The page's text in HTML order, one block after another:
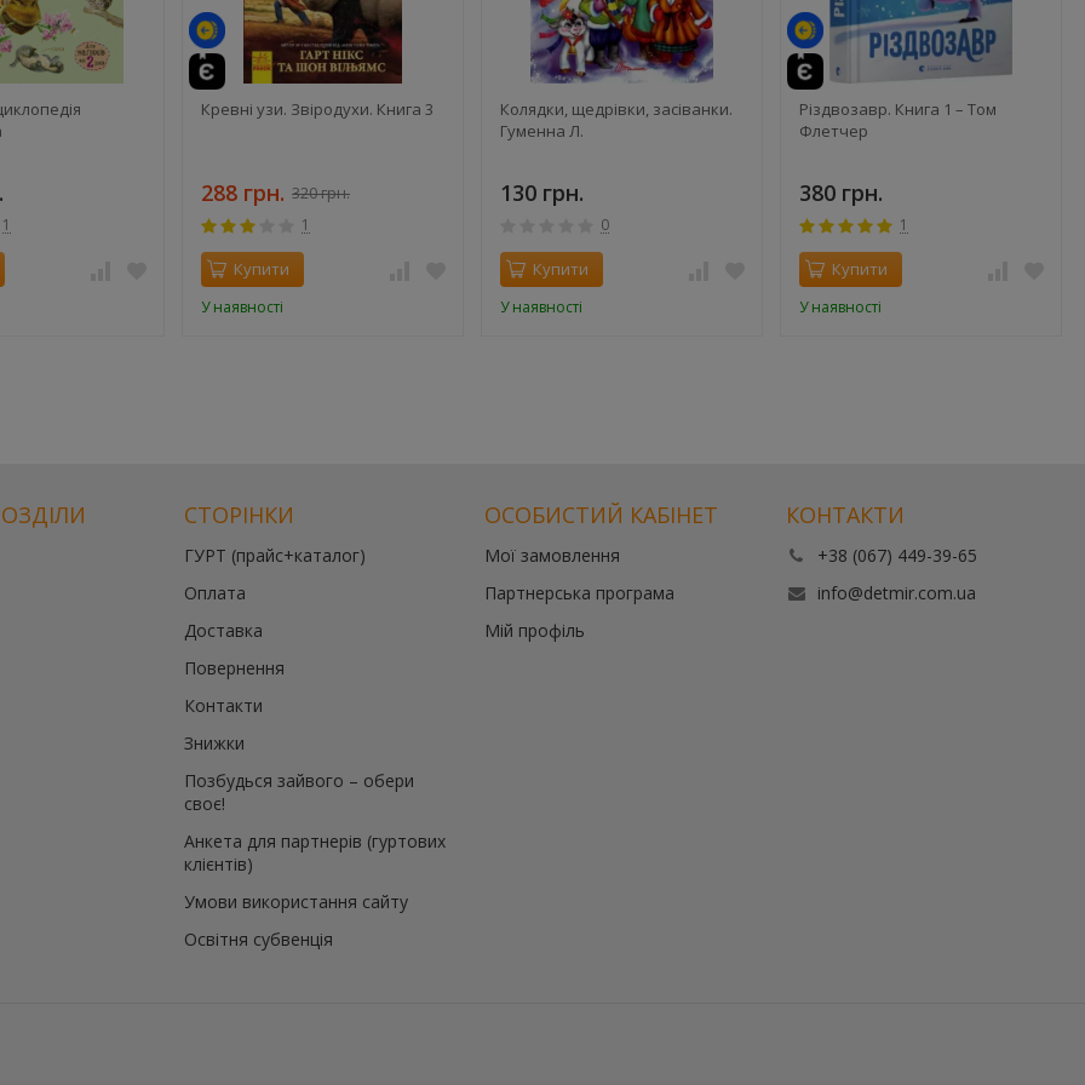
1
Кревні узи. Звіродухи. Книга 3
288 грн. 320 грн.
1
Купити
У наявності
Колядки, щедрівки, засіванки.
Гуменна Л.
130 грн.
0
Купити
У наявності
Різдвозавр. Книга 1 – Том
Флетчер
380 грн.
1
Купити
У наявності
СТОРІНКИ
ГУРТ (прайс+каталог)
Оплата
Доставка
Повернення
Контакти
Знижки
Позбудься зайвого – обери
своє!
Анкета для партнерів (гуртових
клієнтів)
Умови використання сайту
Освітня субвенція
ОСОБИСТИЙ КАБІНЕТ
Мої замовлення
Партнерська програма
Мій профіль
КОНТАКТИ
+38 (067) 449-39-65
info@detmir.com.ua